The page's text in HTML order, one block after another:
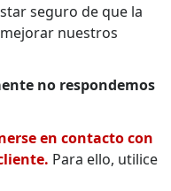
seguro de que la
nuestros
no respondemos
en contacto con
Para ello, utilice